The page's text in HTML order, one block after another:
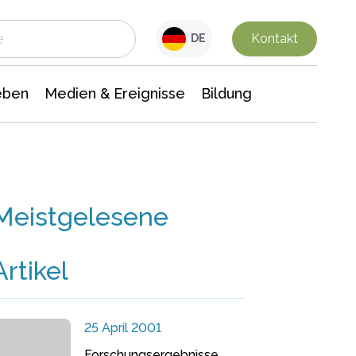
DE Kontakt
Medien & Ereignisse Bildung
25 April 2001